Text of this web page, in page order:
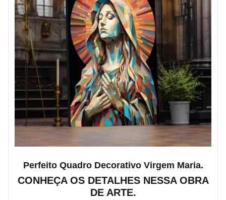
Perfeito Quadro Decorativo Virgem Maria.
CONHEÇA OS DETALHES NESSA OBRA
DE ARTE.